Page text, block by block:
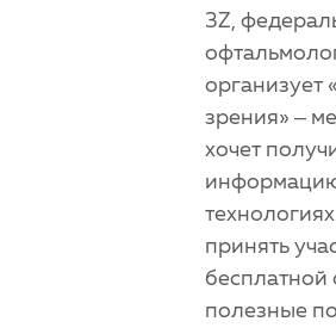
3Z,
организует
зрения» –
хочет
принять
бесплатной
полезные